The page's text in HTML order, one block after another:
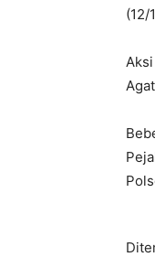
(12/